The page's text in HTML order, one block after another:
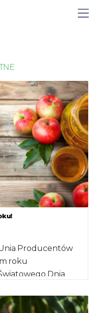
Producentów
roku
Dnia